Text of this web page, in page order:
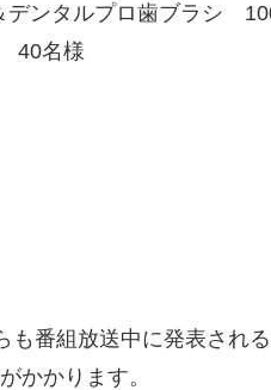
デンタルプロ歯ブラシ
40名様
も番組放送中に発表され
かかります。